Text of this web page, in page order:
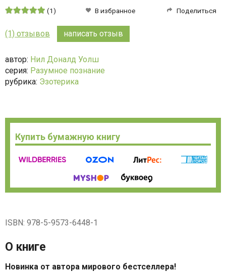
Средняя
из
(1) В избранное Поделиться
(1) отзывов написать отзыв
автор: Нил Доналд Уолш
серия: Разумное познание
рубрика: Эзотерика
Купить бумажную книгу
ISBN: 978-5-9573-6448-1
О книге
Новинка от автора мирового бестселлера!